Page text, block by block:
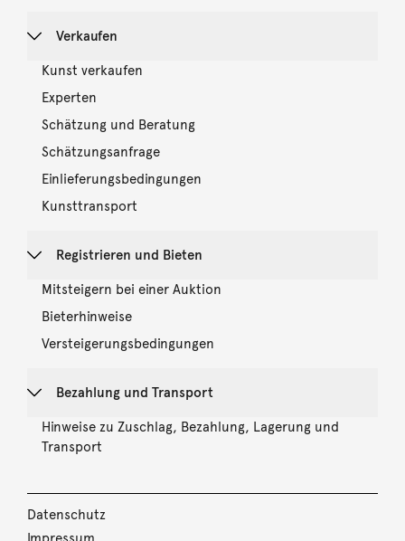
Verkaufen
Kunst verkaufen
Experten
Schätzung und Beratung
Schätzungsanfrage
Einlieferungsbedingungen
Kunsttransport
Registrieren und Bieten
Mitsteigern bei einer Auktion
Bieterhinweise
Versteigerungsbedingungen
Bezahlung und Transport
Hinweise zu Zuschlag, Bezahlung, Lagerung und
Transport
Datenschutz